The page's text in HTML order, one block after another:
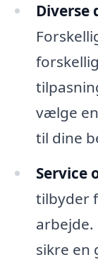
Diverse
vælge
til dine
Service
tilbyder
sikre en